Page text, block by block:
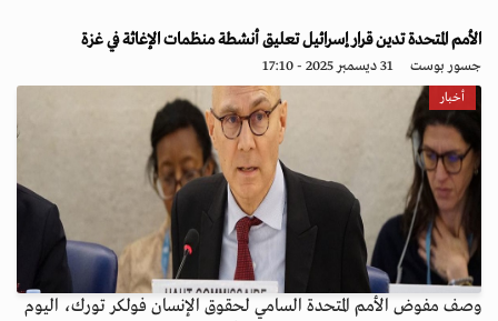
الأمم المتحدة تدين قرار إسرائيل تعليق أنشطة منظمات الإغاثة في غزة
جسور بوست 31 ديسمبر 2025 - 17:10
أخبار
وصف مفوض الأمم المتحدة السامي لحقوق الإنسان فولكر تورك، اليوم